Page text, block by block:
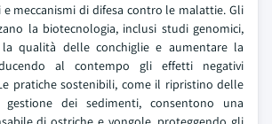
meccanismi di difesa contro le malattie. Gli
la biotecnologia, inclusi studi genomici,
qualità delle conchiglie e aumentare la
al contempo gli effetti negativi
pratiche sostenibili, come il ripristino delle
dei sedimenti, consentono una